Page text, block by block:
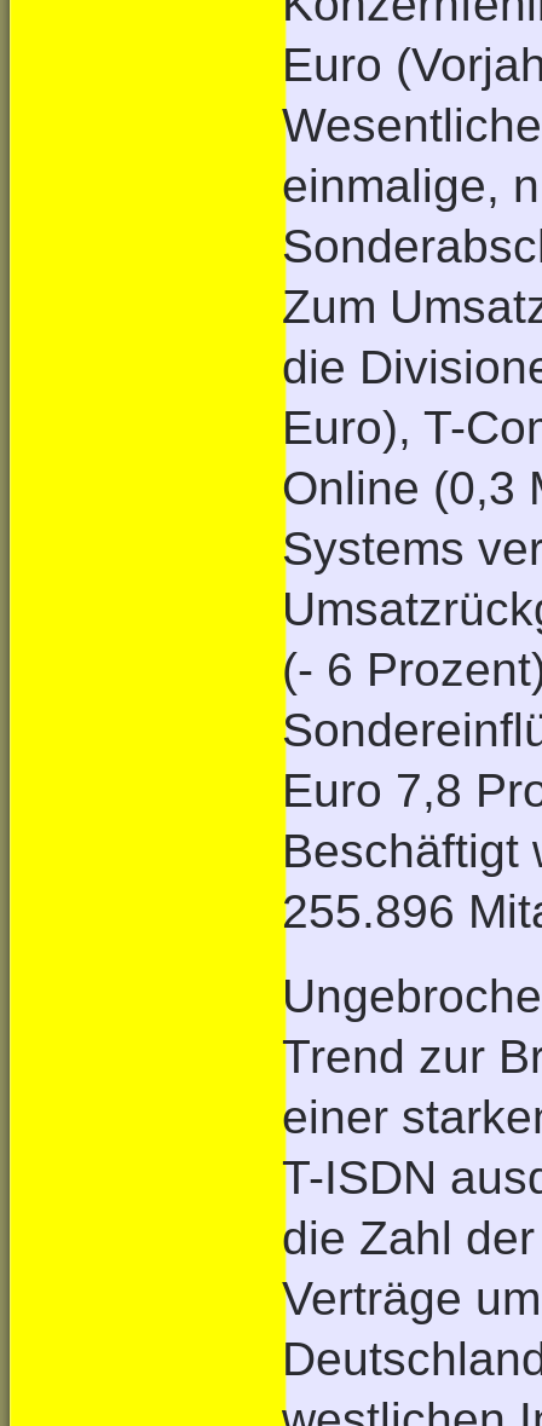
Euro
einmalige,
Zum
die
Euro), T-
Online (0,3
Systems
(- 6
Euro 7,8
Beschäftigt
255.896
Trend zur
einer
T-ISDN
die Zahl
Verträge